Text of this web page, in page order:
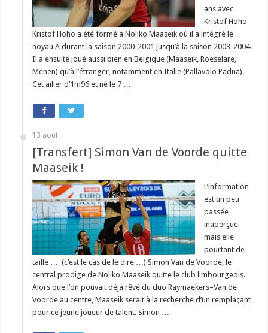
ans avec
Kristof Hoho
Kristof Hoho a été formé à Noliko Maaseik où il a intégré le
noyau A durant la saison 2000-2001 jusqu’à la saison 2003-2004.
Il a ensuite joué aussi bien en Belgique (Maaseik, Roeselare,
Menen) qu’à l’étranger, notamment en Italie (Pallavolo Padua).
Cet ailier d’1m96 et né le 7 …
13 août
[Transfert] Simon Van de Voorde quitte
Maaseik !
L’information
est un peu
passée
inaperçue
mais elle
pourtant de
taille … (c’est le cas de le dire …) Simon Van de Voorde, le
central prodige de Noliko Maaseik quitte le club limbourgeois.
Alors que l’on pouvait déjà rêvé du duo Raymaekers–Van de
Voorde au centre, Maaseik serait à la recherche d’un remplaçant
pour ce jeune joueur de talent. Simon …